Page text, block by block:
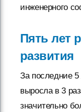
инженерного
Пять лет
развития
За последние
выросла в 3
значительно